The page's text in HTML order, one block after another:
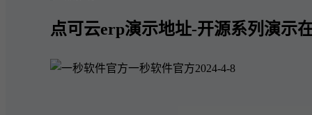
点可云erp演示地址-开源系列演示
一秒软件官方2024-4-8